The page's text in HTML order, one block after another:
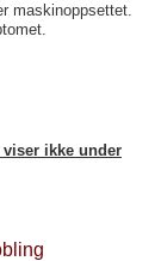
maskinoppsettet.
ikke under